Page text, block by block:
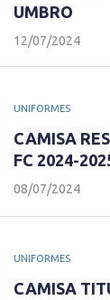
UMBRO
12/07/2024
UNIFORMES
CAMISA
FC 2024-
08/07/2024
UNIFORMES
CAMISA